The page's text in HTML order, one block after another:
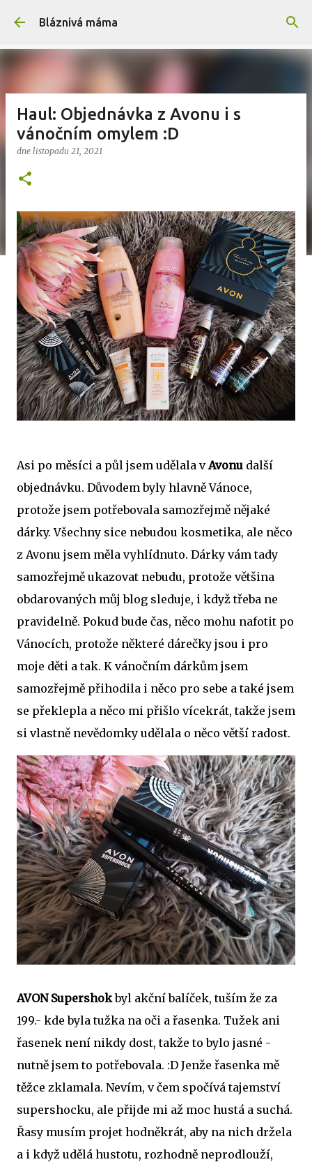
Přeskočit na hlavní obsah
Bláznivá máma
Haul: Objednávka z Avonu i s
vánočním omylem :D
dne listopadu 21, 2021
Asi po měsíci a půl jsem udělala vAvonu další
objednávku. Důvodem byly hlavně Vánoce,
protože jsem potřebovala samozřejmě nějaké
dárky. Všechny sice nebudou kosmetika, ale něco
z Avonu jsem měla vyhlídnuto. Dárky vám tady
samozřejmě ukazovat nebudu, protože většina
obdarovaných můj blog sleduje, i když třeba ne
pravidelně. Pokud bude čas, něco mohu nafotit po
Vánocích, protože některé dárečky jsou i pro
moje děti a tak. K vánočním dárkům jsem
samozřejmě přihodila i něco pro sebe a také jsem
se překlepla a něco mi přišlo vícekrát, takže jsem
si vlastně nevědomky udělala o něco větší radost.
AVON Supershokbyl akční balíček, tuším že za
199.- kde byla tužka na oči a řasenka. Tužek ani
řasenek není nikdy dost, takže to bylo jasné -
nutně jsem to potřebovala. :D Jenže řasenka mě
těžce zklamala. Nevím, v čem spočívá tajemství
supershocku, ale přijde mi až moc hustá a suchá.
Řasy musím projet hodněkrát, aby na nich držela
a i když udělá hustotu, rozhodně neprodlouží,